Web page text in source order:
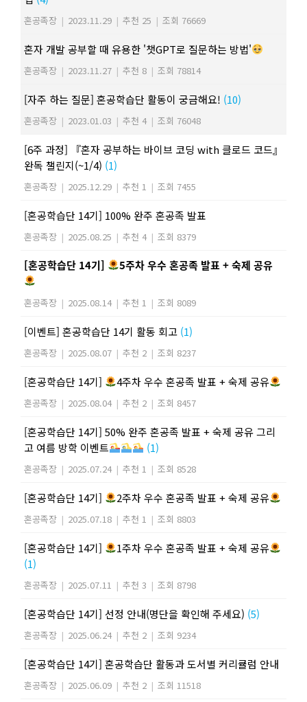
혼공족장 | 2023.11.29 | 추천 25 | 조회 76669
혼자 개발 공부할 때 유용한 '챗GPT로 질문하는 방법'
혼공족장 | 2023.11.27 | 추천 8 | 조회 78814
[자주 하는 질문] 혼공학습단 활동이 궁금해요! (10)
혼공족장 | 2023.01.03 | 추천 4 | 조회 76048
[6주 과정] 『혼자 공부하는 바이브 코딩 with 클로드 코드』
완독 챌린지(~1/4) (1)
혼공족장 | 2025.12.29 | 추천 1 | 조회 7455
[혼공학습단 14기] 100% 완주 혼공족 발표
혼공족장 | 2025.08.25 | 추천 4 | 조회 8379
[혼공학습단 14기] 5주차 우수 혼공족 발표 + 숙제 공유
혼공족장 | 2025.08.14 | 추천 1 | 조회 8089
[이벤트] 혼공학습단 14기 활동 회고 (1)
혼공족장 | 2025.08.07 | 추천 2 | 조회 8237
[혼공학습단 14기] 4주차 우수 혼공족 발표 + 숙제 공유
혼공족장 | 2025.08.04 | 추천 2 | 조회 8457
[혼공학습단 14기] 50% 완주 혼공족 발표 + 숙제 공유 그리
고 여름 방학 이벤트
(1)
혼공족장 | 2025.07.24 | 추천 1 | 조회 8528
[혼공학습단 14기] 2주차 우수 혼공족 발표 + 숙제 공유
혼공족장 | 2025.07.18 | 추천 1 | 조회 8803
[혼공학습단 14기]
1주차 우수 혼공족 발표 + 숙제 공유
(1)
혼공족장 | 2025.07.11 | 추천 3 | 조회 8798
[혼공학습단 14기] 선정 안내(명단을 확인해 주세요) (5)
혼공족장 | 2025.06.24 | 추천 2 | 조회 9234
[혼공학습단 14기] 혼공학습단 활동과 도서별 커리큘럼 안내
혼공족장 | 2025.06.09 | 추천 2 | 조회 11518